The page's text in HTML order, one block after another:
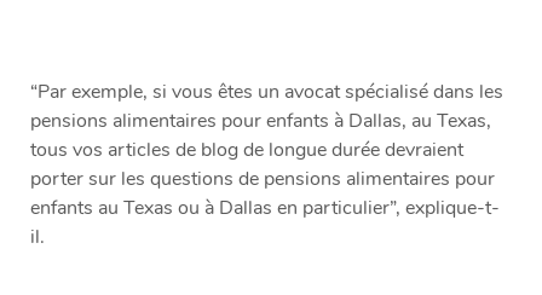
“Par exemple, si vous êtes un avocat spécialisé dans les
pensions alimentaires pour enfants à Dallas, au Texas,
tous vos articles de blog de longue durée devraient
porter sur les questions de pensions alimentaires pour
enfants au Texas ou à Dallas en particulier”, explique-t-
il.